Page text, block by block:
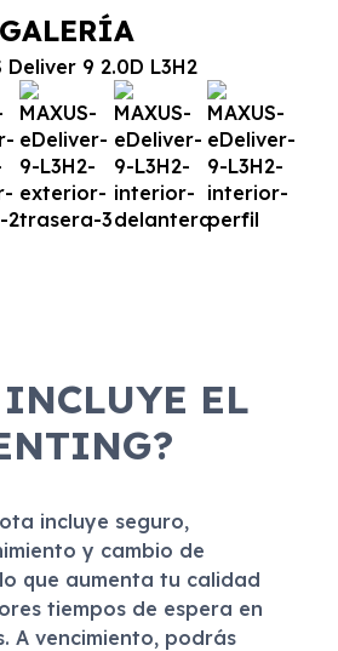
GALERÍA
EL
incluye seguro,
y cambio de
que aumenta tu calidad
tiempos de espera en
A vencimiento, podrás